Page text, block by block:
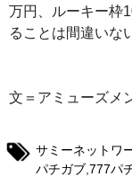
万円、ルーキー枠
ることは間違いな
文＝アミューズメ
サミーネットワ
パチガブ 777パ